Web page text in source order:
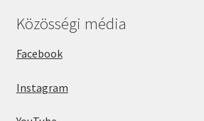
Közösségi média
Facebook
Instagram